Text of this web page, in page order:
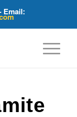
Email: